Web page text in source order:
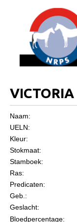
Over NRPS
Statuten en
Algemeen
VICTORIA
Naam:
UELN:
Kleur:
Stokmaat:
Stamboek:
Ras:
Predicaten:
Geb.:
Geslacht:
Bloedpercentage: